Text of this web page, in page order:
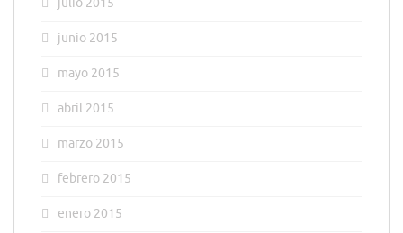
julio 2015
junio 2015
mayo 2015
abril 2015
marzo 2015
febrero 2015
enero 2015